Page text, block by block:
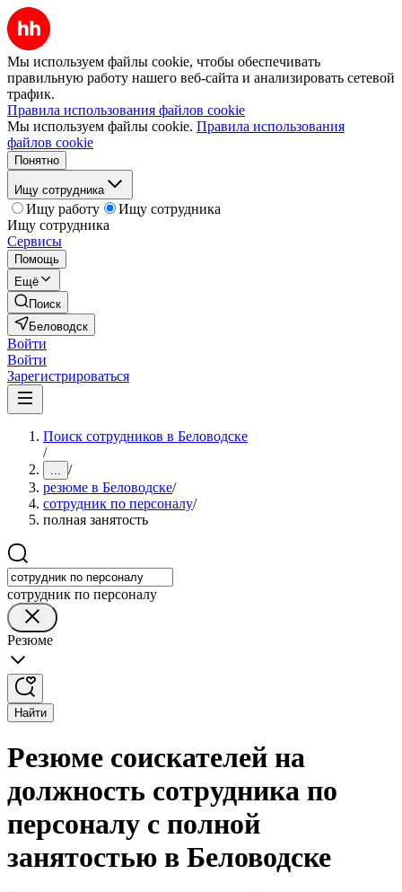
Мы используем файлы cookie, чтобы обеспечивать
правильную работу нашего веб-сайта и анализировать сетевой
трафик.
Правила использования файлов cookie
Мы используем файлы cookie. Правила использования
файлов cookie
Понятно
Ищу сотрудника
Ищу работу
Ищу сотрудника
Ищу сотрудника
Сервисы
Помощь
Ещё
Поиск
Беловодск
Войти
Войти
Зарегистрироваться
Поиск сотрудников в Беловодске
/
... /
резюме в Беловодске/
сотрудник по персоналу/
полная занятость
сотрудник по персоналу
Резюме
Найти
Резюме соискателей на
должность сотрудника по
персоналу с полной
занятостью в Беловодске